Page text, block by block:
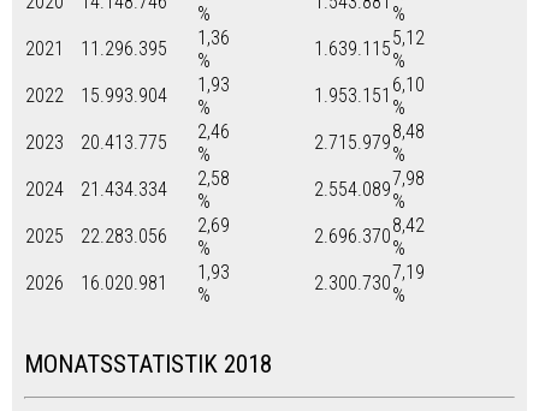
%
%
2021
11.296.395
1,36
%
1.639.1155,12
%
2022
15.993.904
1,93
%
1.953.151 6,10
%
2023
20.413.775
2,46
%
2.715.9798,48
%
2024
21.434.334
2,58
%
2.554.0897,98
%
2025
22.283.056
2,69
%
2.696.3708,42
%
2026
16.020.981
1,93
%
2.300.7307,19
%
MONATSSTATISTIK 2018